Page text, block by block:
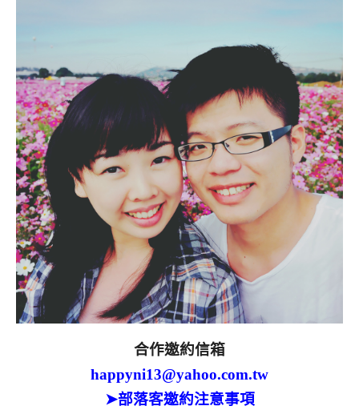
合作邀約信箱
happyni13@yahoo.com.tw
➤部落客邀約注意事項